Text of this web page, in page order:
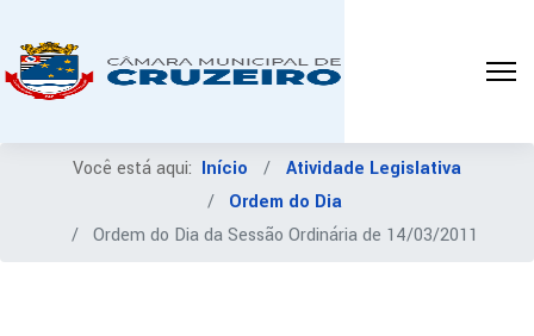
Você está aqui: Início
Atividade Legislativa
Ordem do Dia
Ordem do Dia da Sessão Ordinária de 14/03/2011